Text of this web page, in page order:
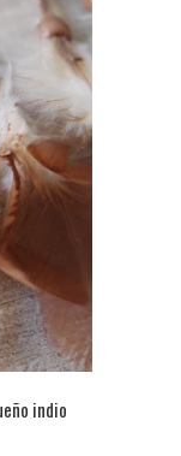
indio